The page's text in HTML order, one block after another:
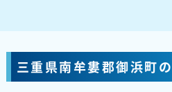
三重県南牟婁郡御浜町